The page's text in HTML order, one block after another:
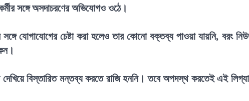
সঙ্গে অসদাচরণের অভিযোগও ওঠে।
যোগাযোগের চেষ্টা করা হলেও তার কোনো বক্তব্য পাওয়া যায়নি, বরং
দেখিয়ে বিস্তারিত মন্তব্য করতে রাজি হননি। তবে অপদস্থ করতেই এই